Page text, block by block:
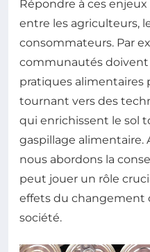
Répondre à ces
entre les agriculteurs,
consommateurs. Par
communautés
pratiques alimentaires
tournant vers des
qui enrichissent le sol
gaspillage alimentaire.
nous abordons la
peut jouer un rôle
effets du changement
société.